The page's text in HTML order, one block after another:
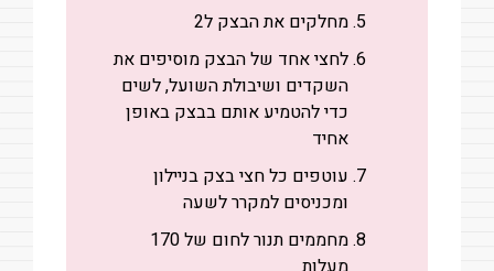
מחלקים את הבצק ל2
לחצי אחד של הבצק מוסיפים את
השקדים ושיבולת השועל, לשים
כדי להטמיע אותם בבצק באופן
אחיד
עוטפים כל חצי בצק בניילון
ומכניסים למקרר לשעה
מחממים תנור לחום של 170